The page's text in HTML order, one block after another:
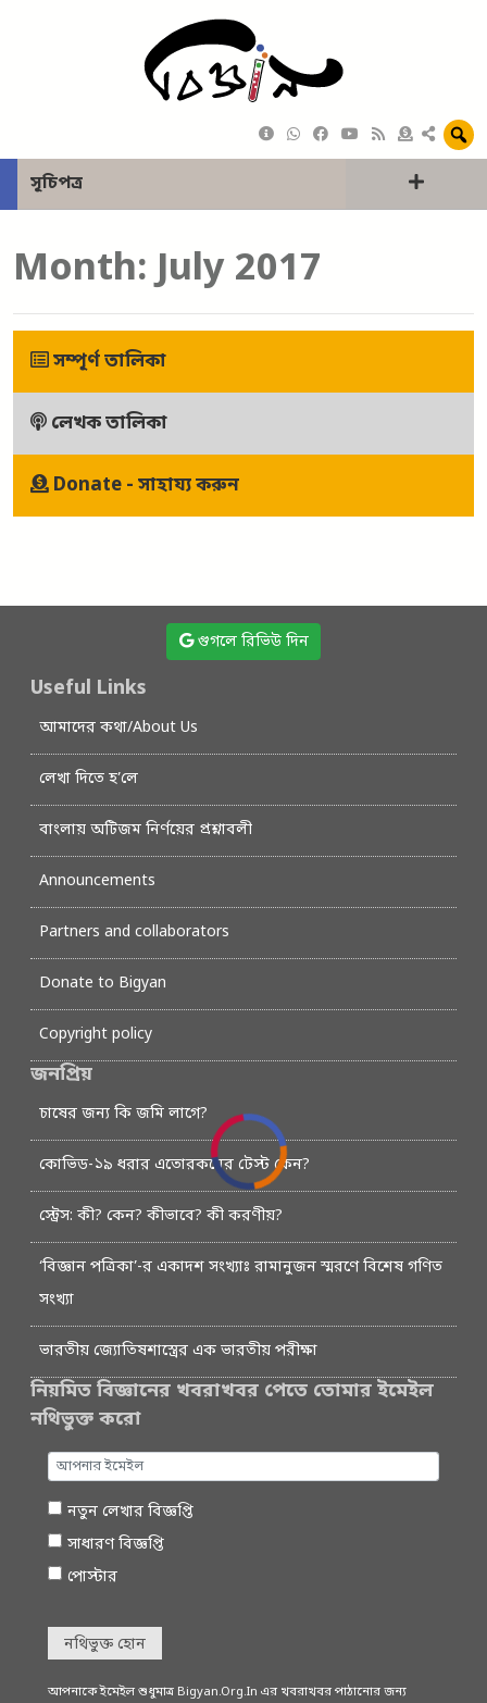
সূচিপত্র
Month:July 2017
সম্পূর্ণ তালিকা
লেখক তালিকা
Donate - সাহায্য করুন
গুগলে রিভিউ দিন
Useful Links
আমাদের কথা/About Us
লেখা দিতে হ’লে
বাংলায় অটিজম নির্ণয়ের প্রশ্নাবলী
Announcements
Partners and collaborators
Donate to Bigyan
Copyright policy
জনপ্রিয়
চাষের জন্য কি জমি লাগে?
কোভিড-১৯ ধরার এতোরকমের টেস্ট কেন?
স্ট্রেস: কী? কেন? কীভাবে? কী করণীয়?
‘বিজ্ঞান পত্রিকা’-র একাদশ সংখ্যাঃ রামানুজন স্মরণে বিশেষ গণিত
সংখ্যা
ভারতীয় জ্যোতিষশাস্ত্রের এক ভারতীয় পরীক্ষা
নিয়মিত বিজ্ঞানের খবরাখবর পেতে তোমার ইমেইল
নথিভুক্ত করো
নতুন লেখার বিজ্ঞপ্তি
সাধারণ বিজ্ঞপ্তি
পোস্টার
নথিভুক্ত হোন
আপনাকে ইমেইল শুধুমাত্র Bigyan.Org.In এর খবরাখবর পাঠানোর জন্য